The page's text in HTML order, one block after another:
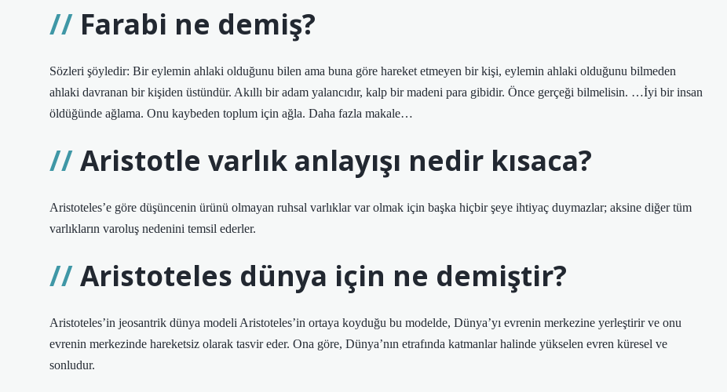
Farabi ne demiş?
Sözleri şöyledir: Bir eylemin ahlaki olduğunu bilen ama buna göre hareket etmeyen bir kişi, eylemin ahlaki olduğunu bilmeden
ahlaki davranan bir kişiden üstündür. Akıllı bir adam yalancıdır, kalp bir madeni para gibidir. Önce gerçeği bilmelisin. …İyi bir insan
öldüğünde ağlama. Onu kaybeden toplum için ağla. Daha fazla makale…
Aristotle varlık anlayışı nedir kısaca?
Aristoteles’e göre düşüncenin ürünü olmayan ruhsal varlıklar var olmak için başka hiçbir şeye ihtiyaç duymazlar; aksine diğer tüm
varlıkların varoluş nedenini temsil ederler.
Aristoteles dünya için ne demiştir?
Aristoteles’in jeosantrik dünya modeli Aristoteles’in ortaya koyduğu bu modelde, Dünya’yı evrenin merkezine yerleştirir ve onu
evrenin merkezinde hareketsiz olarak tasvir eder. Ona göre, Dünya’nın etrafında katmanlar halinde yükselen evren küresel ve
sonludur.